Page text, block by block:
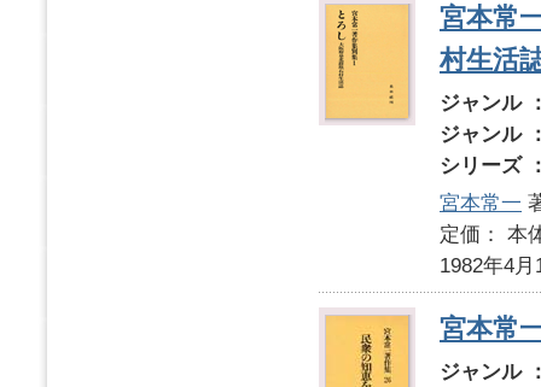
宮本常
村生活
ジャンル
ジャンル
シリーズ
宮本常一
定価：
1982年4月
宮本常
ジャンル